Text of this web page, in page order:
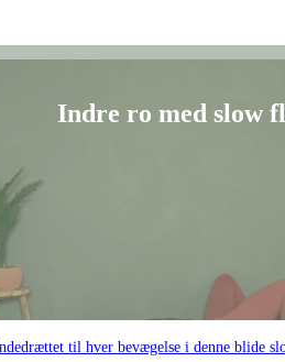
Indre ro med slow
til hver bevægelse i denne blide